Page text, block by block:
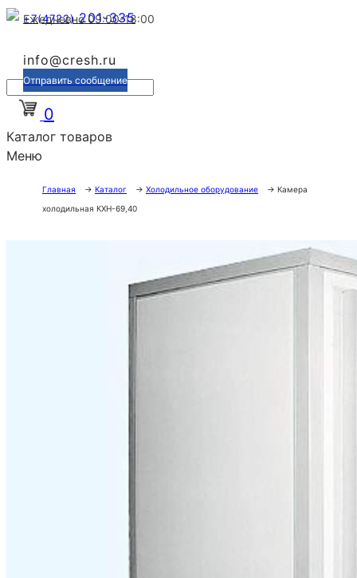
+7(4722)201-335
Ежедневно 09:00-18:00
info@cresh.ru
Отправить сообщение
0
Каталог товаров
Меню
Главная → Каталог → Холодильное оборудование → Камера
холодильная КХН-69,40